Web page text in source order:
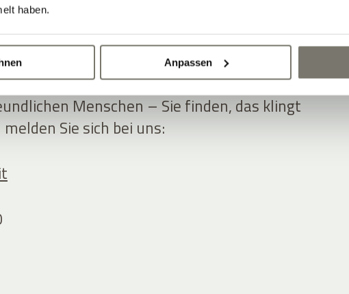
haben.
Anpassen
MIT BENEFITS
und gepflegten Ambiente, umgeben
Menschen – Sie finden, das klingt
Sie sich bei uns: